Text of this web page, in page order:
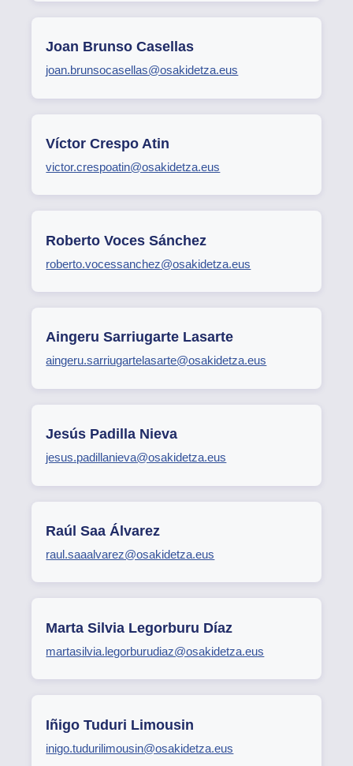
Joan Brunso Casellas
joan.brunsocasellas@osakidetza.eus
Víctor Crespo Atin
victor.crespoatin@osakidetza.eus
Roberto Voces Sánchez
roberto.vocessanchez@osakidetza.eus
Aingeru Sarriugarte Lasarte
aingeru.sarriugartelasarte@osakidetza.eus
Jesús Padilla Nieva
jesus.padillanieva@osakidetza.eus
Raúl Saa Álvarez
raul.saaalvarez@osakidetza.eus
Marta Silvia Legorburu Díaz
martasilvia.legorburudiaz@osakidetza.eus
Iñigo Tuduri Limousin
inigo.tudurilimousin@osakidetza.eus